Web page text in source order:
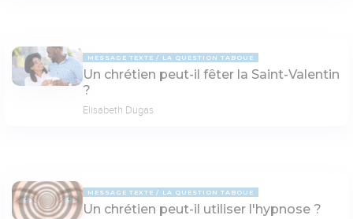
MESSAGE TEXTE LA QUESTION TABOUE
Un chrétien peut-il fêter la Saint-Valentin
?
Elisabeth Dugas
MESSAGE TEXTE LA QUESTION TABOUE
Un chrétien peut-il utiliser l'hypnose ?